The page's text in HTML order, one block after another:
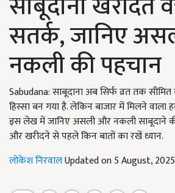
सतर्क, जानिए
नकली की पहचान
Sabudana: साबूदाना अब सिर्फ व्रत तक
हिस्सा बन गया है. लेकिन बाजार में मिलने वाला
इस लेख में जानिए असली और नकली साबूदाने
और खरीदने से पहले किन बातों का रखें ध्यान.
लोकेश निरवालUpdated on 5 August,